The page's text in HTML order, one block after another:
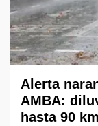
Alerta
AMBA:
hasta 90